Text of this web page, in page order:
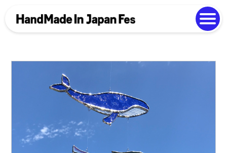
Photo Gallery